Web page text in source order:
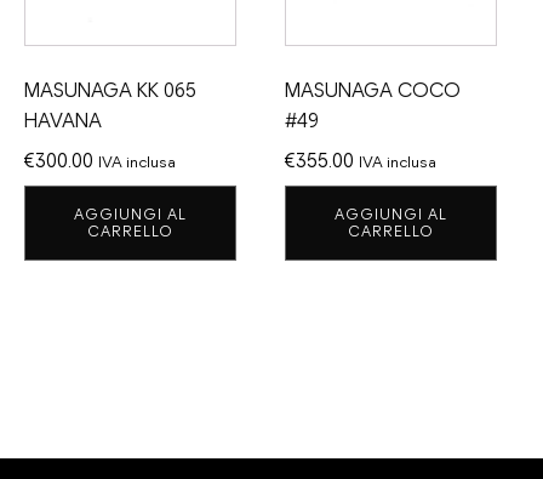
MASUNAGA KK 065
HAVANA
€300.00 IVA inclusa
AGGIUNGI AL
CARRELLO
MASUNAGA COCO
#49
€355.00 IVA inclusa
AGGIUNGI AL
CARRELLO